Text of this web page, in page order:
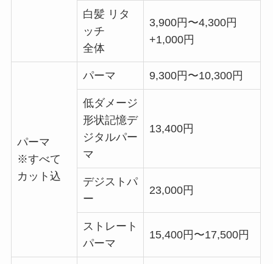
白髪 リタ
ッチ
全体
3,900円〜4,300円
+1,000円
パーマ
※すべて
カット込
パーマ 9,300円〜10,300円
低ダメージ
形状記憶デ
ジタルパー
マ
13,400円
デジストパ
ー
23,000円
ストレート
パーマ
15,400円〜17,500円